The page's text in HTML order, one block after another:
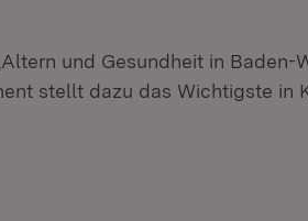
und Gesundheit in Baden-
stellt dazu das Wichtigste in